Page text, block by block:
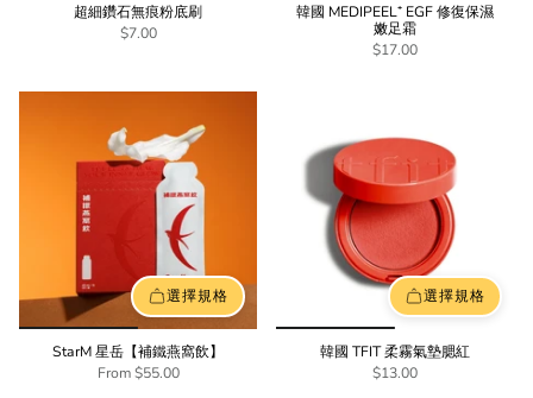
超細鑽石無痕粉底刷
$7.00
韓國 MEDIPEEL⁺ EGF 修復保濕
嫩足霜
$17.00
選擇規格
StarM 星岳【補鐵燕窩飲】
From$55.00
選擇規格
韓國 TFIT 柔霧氣墊腮紅
$13.00